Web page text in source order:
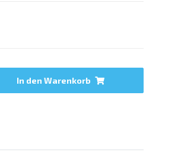
In den Warenkorb